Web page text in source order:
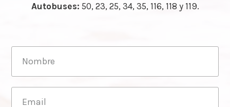
Autobuses: 50, 23, 25, 34, 35, 116, 118 y 119.